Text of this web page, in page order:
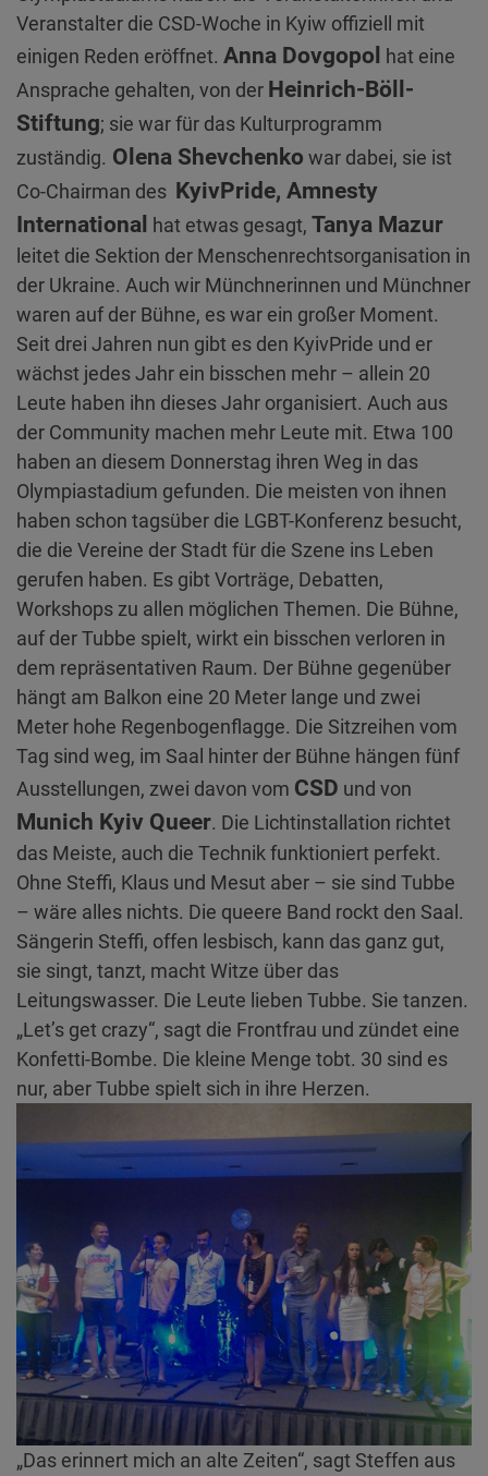
Veranstalter die CSD-Woche in Kyiw offiziell mit
einigen Reden eröffnet. Anna Dovgopol
hat eine
Ansprache gehalten, von der Heinrich-Böll-
Stiftung; sie war für das Kulturprogramm
zuständig. Olena Shevchenko war dabei, sie ist
Co-Chairman des KyivPride, Amnesty
International
hat etwas gesagt, Tanya Mazur
leitet die Sektion der Menschenrechtsorganisation in
der Ukraine. Auch wir Münchnerinnen und Münchner
waren auf der Bühne, es war ein großer Moment.
Seit drei Jahren nun gibt es den KyivPride und er
wächst jedes Jahr ein bisschen mehr – allein 20
Leute haben ihn dieses Jahr organisiert. Auch aus
der Community machen mehr Leute mit. Etwa 100
haben an diesem Donnerstag ihren Weg in das
Olympiastadium gefunden. Die meisten von ihnen
haben schon tagsüber die LGBT-Konferenz besucht,
die die Vereine der Stadt für die Szene ins Leben
gerufen haben. Es gibt Vorträge, Debatten,
Workshops zu allen möglichen Themen. Die Bühne,
auf der Tubbe spielt, wirkt ein bisschen verloren in
dem repräsentativen Raum. Der Bühne gegenüber
hängt am Balkon eine 20 Meter lange und zwei
Meter hohe Regenbogenflagge. Die Sitzreihen vom
Tag sind weg, im Saal hinter der Bühne hängen fünf
Ausstellungen, zwei davon vom CSD und von
Munich Kyiv Queer. Die Lichtinstallation richtet
das Meiste, auch die Technik funktioniert perfekt.
Ohne Steffi, Klaus und Mesut aber – sie sind Tubbe
– wäre alles nichts. Die queere Band rockt den Saal.
Sängerin Steffi, offen lesbisch, kann das ganz gut,
sie singt, tanzt, macht Witze über das
Leitungswasser. Die Leute lieben Tubbe. Sie tanzen.
„Let’s get crazy“, sagt die Frontfrau und zündet eine
Konfetti-Bombe. Die kleine Menge tobt. 30 sind es
nur, aber Tubbe spielt sich in ihre Herzen.
„Das erinnert mich an alte Zeiten“, sagt Steffen aus